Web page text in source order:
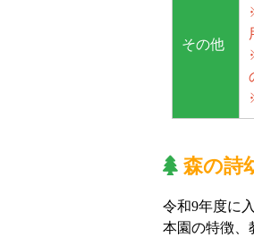
その他
森の詩
令和9年度に
本園の特徴、